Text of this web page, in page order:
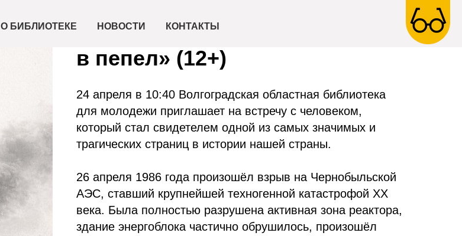
О БИБЛИОТЕКЕ НОВОСТИ КОНТАКТЫ
Встреча «И превратился город
в пепел» (12+)
24 апреля в 10:40 Волгоградская областная библиотека
для молодежи приглашает на встречу с человеком,
который стал свидетелем одной из самых значимых и
трагических страниц в истории нашей страны.
26 апреля 1986 года произошёл взрыв на Чернобыльской
АЭС, ставший крупнейшей техногенной катастрофой ХХ
века. Была полностью разрушена активная зона реактора,
здание энергоблока частично обрушилось, произошёл